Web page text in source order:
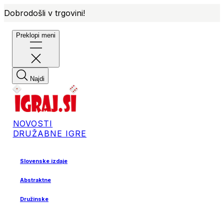
Dobrodošli v trgovini!
Preklopi meni
Najdi
NOVOSTI
DRUŽABNE IGRE
Slovenske izdaje
Abstraktne
Družinske